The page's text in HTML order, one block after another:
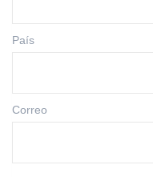
País
Correo